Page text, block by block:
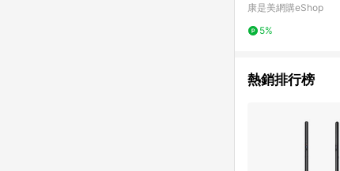
康是美網購eShop
5%
熱銷排行榜